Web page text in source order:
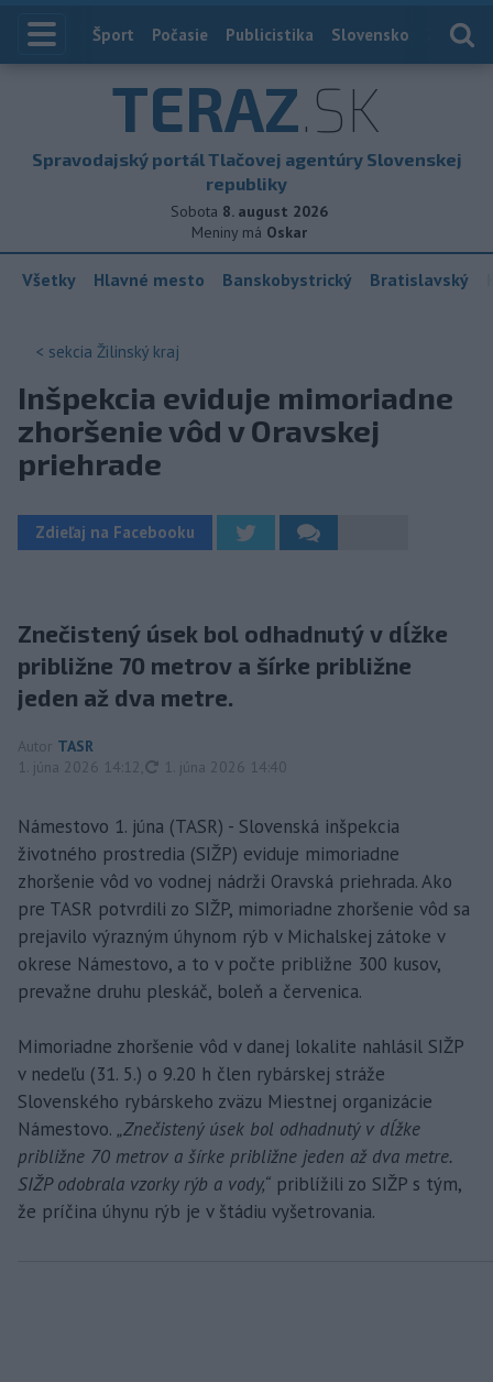
Index
Šport Počasie Publicistika Slovensko
TERAZ.SK
Spravodajský portál Tlačovej agentúry Slovenskej
republiky
Sobota 8. august 2026
Meniny má Oskar
Všetky Hlavné mesto Banskobystrický Bratislavský
< sekcia Žilinský kraj
Inšpekcia eviduje mimoriadne
zhoršenie vôd v Oravskej
priehrade
Zdieľaj na Facebooku
Znečistený úsek bol odhadnutý v dĺžke
približne 70 metrov a šírke približne
jeden až dva metre.
Autor TASR
1. júna 2026 14:12
aktualizované
1. júna 2026 14:40
Námestovo 1. júna (TASR) - Slovenská inšpekcia
životného prostredia (SIŽP) eviduje mimoriadne
zhoršenie vôd vo vodnej nádrži Oravská priehrada. Ako
pre TASR potvrdili zo SIŽP, mimoriadne zhoršenie vôd sa
prejavilo výrazným úhynom rýb v Michalskej zátoke v
okrese Námestovo, a to v počte približne 300 kusov,
prevažne druhu pleskáč, boleň a červenica.
Mimoriadne zhoršenie vôd v danej lokalite nahlásil SIŽP
v nedeľu (31. 5.) o 9.20 h člen rybárskej stráže
Slovenského rybárskeho zväzu Miestnej organizácie
Námestovo. „Znečistený úsek bol odhadnutý v dĺžke
približne 70 metrov a šírke približne jeden až dva metre.
SIŽP odobrala vzorky rýb a vody,“ priblížili zo SIŽP s tým,
že príčina úhynu rýb je v štádiu vyšetrovania.